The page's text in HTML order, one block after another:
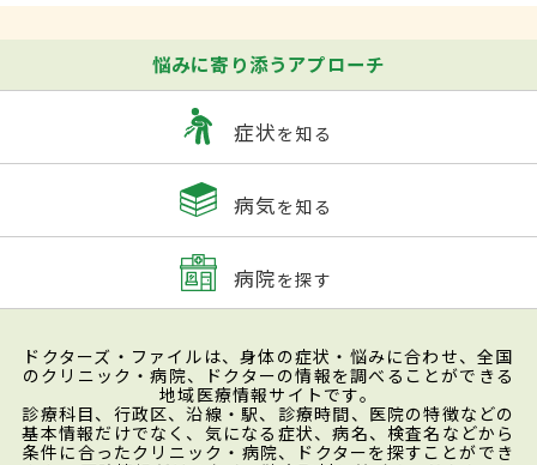
悩みに寄り添うアプローチ
症状を知る
病気を知る
病院を探す
ドクターズ・ファイルは、身体の症状・悩みに合わせ、全国
のクリニック・病院、ドクターの情報を調べることができる
地域医療情報サイトです。
診療科目、行政区、沿線・駅、診療時間、医院の特徴などの
基本情報だけでなく、気になる症状、病名、検査名などから
条件に合ったクリニック・病院、ドクターを探すことができ